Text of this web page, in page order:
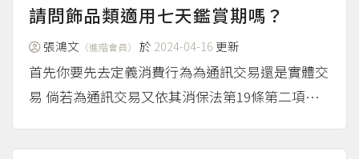
的商品標示 不論是在實體商店或在網路上販售服
飾織品，都必須遵守商...
（more...）
請問飾品類適用七天鑑賞期嗎？
張鴻文 （進階會員） 於 2024-04-16 更新
首先你要先去定義消費行為為通訊交易還是實體交
易 倘若為通訊交易又依其消保法第19條第二項之
適用準則第二條所示，已拆封之個人衛生用品。